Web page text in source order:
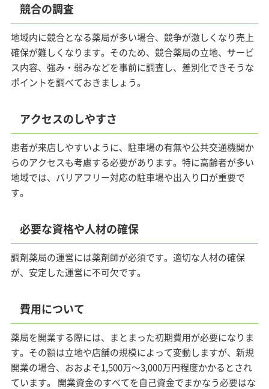
競合の調査
地域内に競合となる薬局が多い場合、競争が激しくなり売上
確保が難しくなります。そのため、競合薬局の立地、サービ
ス内容、強み・弱みなどを事前に調査し、差別化できそうな
ポイントを調べておきましょう。
アクセスのしやすさ
患者が来店しやすいように、駐車場の有無や公共交通機関か
らのアクセスも考慮する必要があります。特に高齢者が多い
地域では、バリアフリー対応の駐車場や出入り口が重要で
す。
必要な資格や人材の確保
調剤薬局の運営には薬剤師が必須です。適切な人材の確保
が、安定した運営に不可欠です。
費用について
薬局を開業する際には、まとまった初期費用が必要になりま
す。その額は立地や店舗の規模によって変動しますが、新規
開業の場合、おおよそ1,500万～3,000万円程度かかるとされ
ています。 開業資金のすべてを自己資金でまかなう必要はな